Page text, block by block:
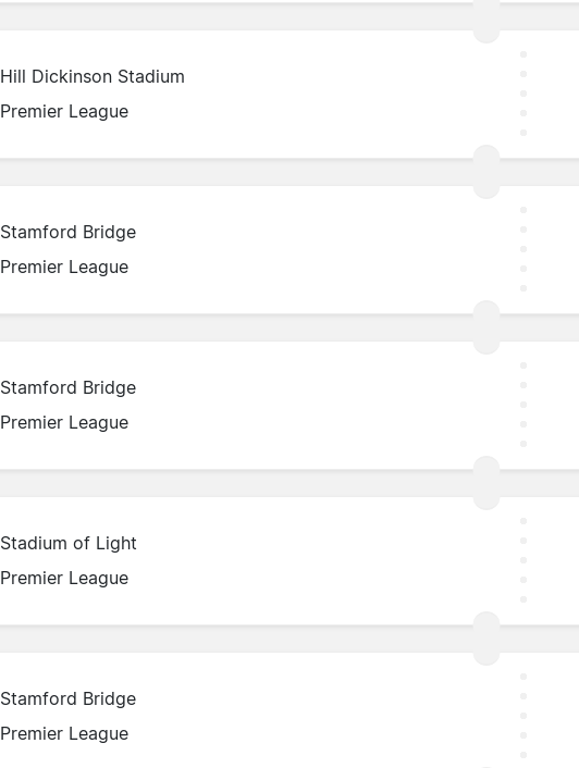
Hill Dickinson Stadium
Premier League
Stamford Bridge
Premier League
Stamford Bridge
Premier League
Stadium of Light
Premier League
Stamford Bridge
Premier League